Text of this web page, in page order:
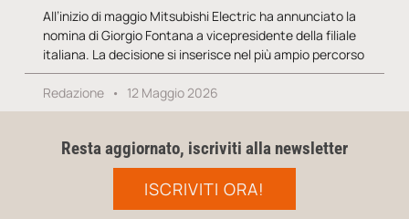
All’inizio di maggio Mitsubishi Electric ha annunciato la
nomina di Giorgio Fontana a vicepresidente della filiale
italiana. La decisione si inserisce nel più ampio percorso
Redazione 12 Maggio 2026
Resta aggiornato, iscriviti alla newsletter
ISCRIVITI ORA!